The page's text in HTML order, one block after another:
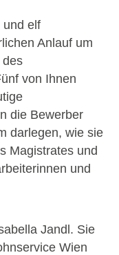
und elf
Anlauf um
des
von Ihnen
die Bewerber
darlegen, wie sie
Magistrates und
und
Jandl. Sie
Wien